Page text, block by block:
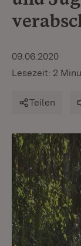
09.06.2020
Lesezeit: 2
Teilen